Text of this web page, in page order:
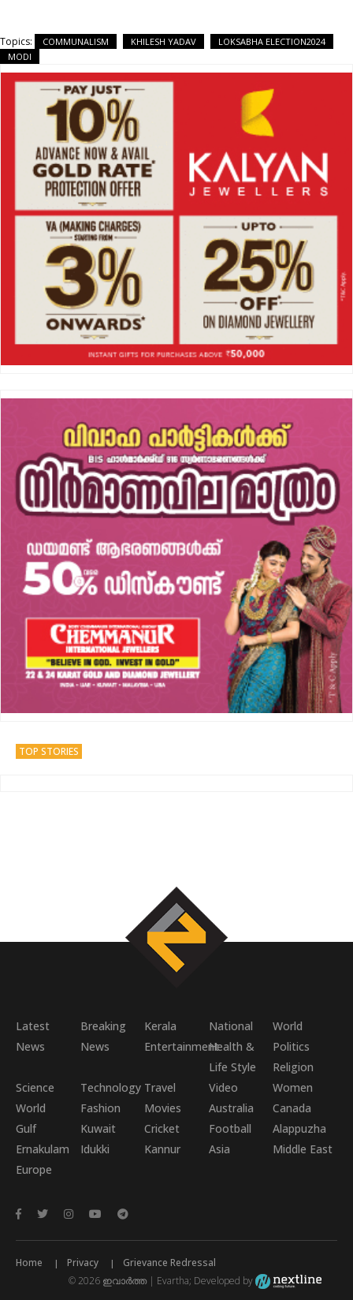
Topics: COMMUNALISM KHILESH YADAV
LOKSABHA ELECTION2024
MODI
TOP STORIES
Latest
News
Breaking
News
Kerala National
World
EntertainmentHealth &
Life Style
Politics
Religion
Science
World
Technology Travel Video
Women
Fashion
Movies Australia
Canada
Gulf
Kuwait Cricket Football
Alappuzha
Ernakulam
Idukki Kannur Asia
Middle East
Europe
Home Privacy
Grievance Redressal
© 2026 ഇവാർത്ത | Evartha; Developed by